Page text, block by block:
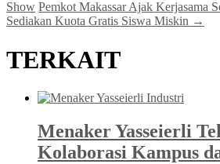
Show Pemkot Makassar Ajak Kerjasama
Sediakan Kuota Gratis Siswa Miskin →
TERKAIT
Menaker Yasseierli
Kolaborasi Kampus